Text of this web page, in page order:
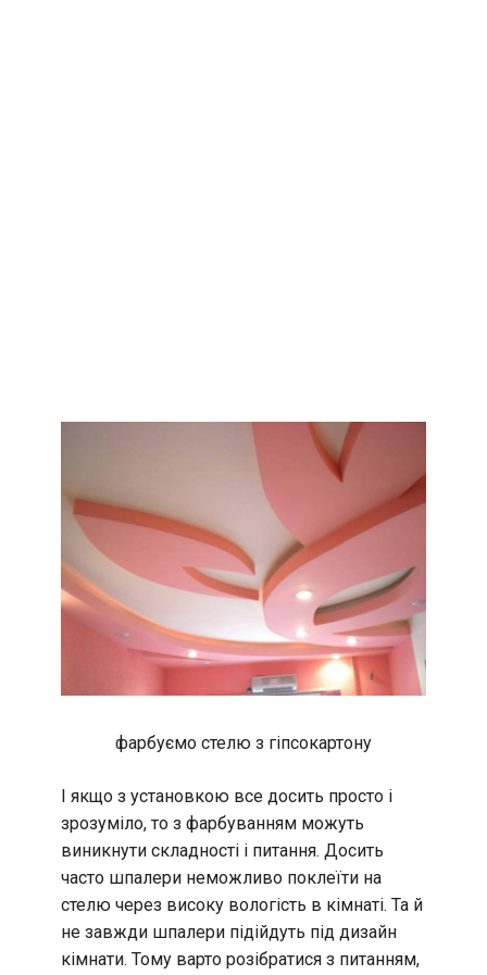
фарбуємо стелю з гіпсокартону
І якщо з установкою все досить просто і
зрозуміло, то з фарбуванням можуть
виникнути складності і питання. Досить
часто шпалери неможливо поклеїти на
стелю через високу вологість в кімнаті. Та й
не завжди шпалери підійдуть під дизайн
кімнати. Тому варто розібратися з питанням,